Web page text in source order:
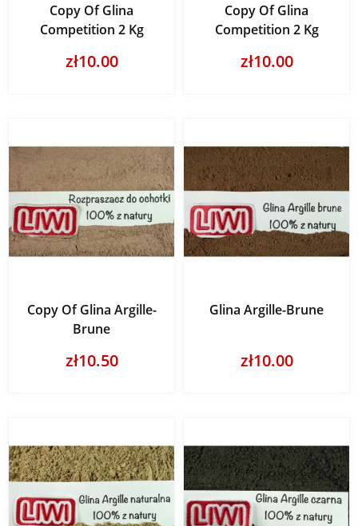
Copy Of Glina
Competition 2 Kg
zł10.00
Copy Of Glina
Competition 2 Kg
zł10.00
Copy Of Glina Argille-
Brune
zł10.50
Glina Argille-Brune
zł10.00